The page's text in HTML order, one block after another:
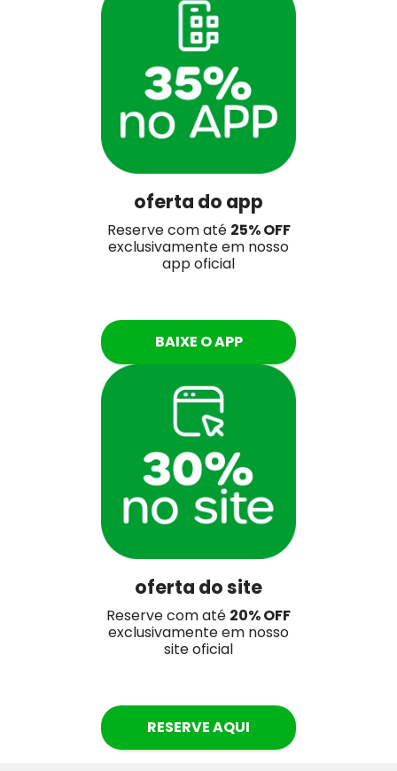
oferta do app
Reserve com até 25% OFF
exclusivamente em nosso
app oficial
BAIXE O APP
oferta do site
Reserve com até 20% OFF
exclusivamente em nosso
site oficial
RESERVE AQUI